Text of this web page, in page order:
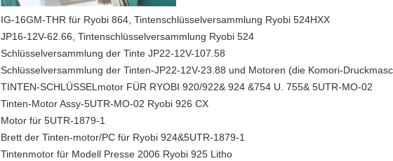
IG-16GM-THR für Ryobi 864, Tintenschlüsselversammlung Ryobi 524HXX
JP16-12V-62.66, Tintenschlüsselversammlung Ryobi 524
Schlüsselversammlung der Tinte JP22-12V-107.58
Schlüsselversammlung der Tinten-JP22-12V-23.88 und Motoren (die Komori-
TINTEN-SCHLÜSSELmotor FÜR RYOBI 920/922& 924 &754 U. 755& 5UTR-MO-02
Tinten-Motor Assy-5UTR-MO-02 Ryobi 926 CX
Motor für 5UTR-1879-1
Brett der Tinten-motor/PC für Ryobi 924&5UTR-1879-1
Tintenmotor für Modell Presse 2006 Ryobi 925 Litho